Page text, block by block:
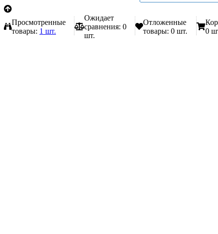
Просмотренные
товары: 1 шт.
Ожидает
сравнения: 0
шт.
Отложенные
товары: 0 шт.
0